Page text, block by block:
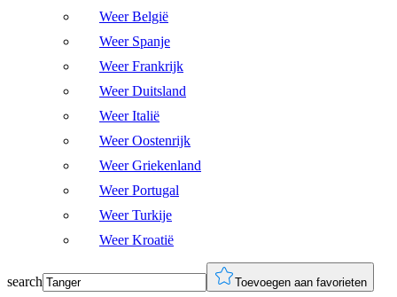
Weer België
Weer Spanje
Weer Frankrijk
Weer Duitsland
Weer Italië
Weer Oostenrijk
Weer Griekenland
Weer Portugal
Weer Turkije
Weer Kroatië
search Toevoegen aan favorieten